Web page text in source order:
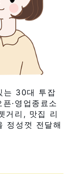
는 30대 투잡
·영업종료소
거리, 맛집 리
정성껏 전달해